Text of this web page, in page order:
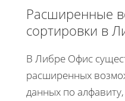
Расширенные
сортировки в
В Либре Офис
расширенных
данных по